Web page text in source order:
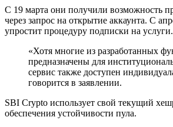
С 19 марта они получили возможность
через запрос на открытие аккаунта. С
упростит процедуру подписки на услуги.
«Хотя многие из разработанных
предназначены для
сервис также доступен
говорится в заявлении.
SBI Crypto использует свой текущий
обеспечения устойчивости пула.